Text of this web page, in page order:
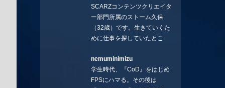
SCARZコンテンツクリエイタ
ー部門所属のストーム久保
（32歳）です。生きていくた
めに仕事を探していたとこ
コラムを連載させてもらえる
ことになりました。言いたい
ことを言っていきます。X：
nemuminimizu
学生時代、『CoD』をはじめ
FPSにハマる。その後は